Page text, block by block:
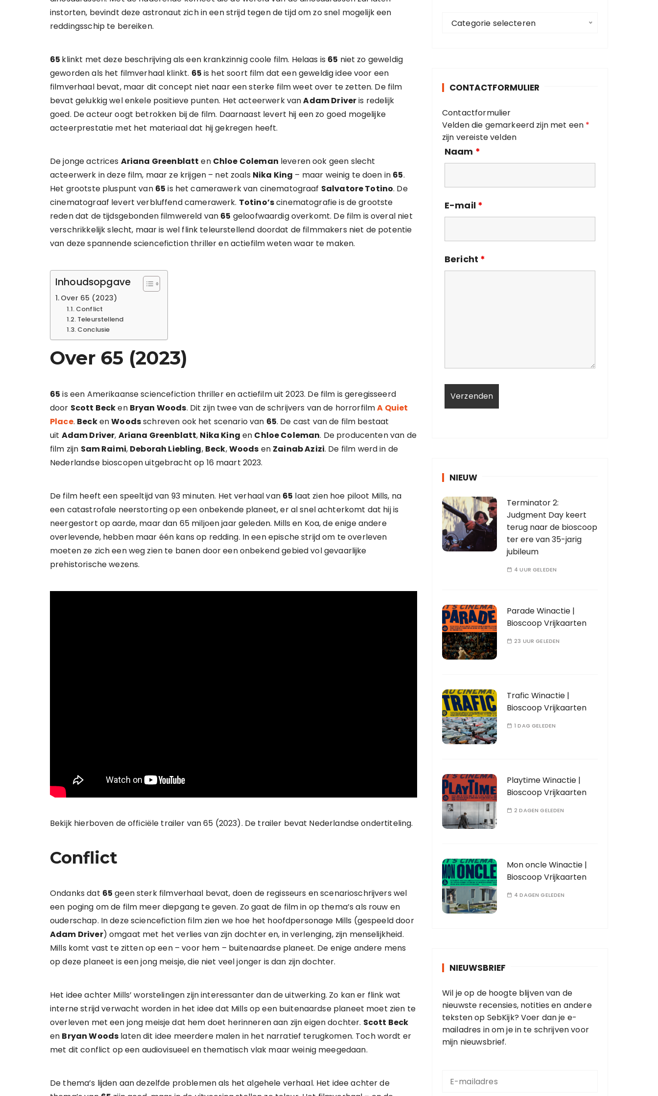
instorten, bevindt deze astronaut zich in een strijd tegen de tijd om zo snel mogelijk een
reddingsschip te bereiken.
65 klinkt met deze beschrijving als een krankzinnig coole film. Helaas is 65 niet zo geweldig
geworden als het filmverhaal klinkt. 65 is het soort film dat een geweldig idee voor een
filmverhaal bevat, maar dit concept niet naar een sterke film weet over te zetten. De film
bevat gelukkig wel enkele positieve punten. Het acteerwerk vanAdam Driveris redelijk
goed. De acteur oogt betrokken bij de film. Daarnaast levert hij een zo goed mogelijke
acteerprestatie met het materiaal dat hij gekregen heeft.
De jonge actrices Ariana Greenblatt en Chloe Coleman leveren ook geen slecht
acteerwerk in deze film, maar ze krijgen – net zoals Nika King – maar weinig te doen in 65.
Het grootste pluspunt van 65 is het camerawerk van cinematograaf Salvatore Totino. De
cinematograaf levert verbluffend camerawerk. Totino’scinematografie is de grootste
reden dat de tijdsgebonden filmwereld van 65 geloofwaardig overkomt. De film is overal niet
verschrikkelijk slecht, maar is wel flink teleurstellend doordat de filmmakers niet de potentie
van deze spannende sciencefiction thriller en actiefilm weten waar te maken.
Inhoudsopgave
Over 65 (2023)
Conflict
Teleurstellend
Conclusie
Over 65 (2023)
65 is een Amerikaanse sciencefiction thriller en actiefilm uit 2023. De film is geregisseerd
door Scott Becken Bryan Woods. Dit zijn twee van de schrijvers van de horrorfilmA Quiet
Place. BeckenWoodsschreven ook het scenario van 65. De cast van de film bestaat
uit Adam Driver, Ariana Greenblatt, Nika King en Chloe Coleman. De producenten van de
film zijn Sam Raimi, Deborah Liebling, Beck,Woods en Zainab Azizi. De film werd in de
Nederlandse bioscopen uitgebracht op 16 maart 2023.
De film heeft een speeltijd van 93 minuten. Het verhaal van 65 laat zien hoe piloot Mills, na
een catastrofale neerstorting op een onbekende planeet, er al snel achterkomt dat hij is
neergestort op aarde, maar dan 65 miljoen jaar geleden. Mills en Koa, de enige andere
overlevende, hebben maar één kans op redding. In een epische strijd om te overleven
moeten ze zich een weg zien te banen door een onbekend gebied vol gevaarlijke
prehistorische wezens.
Bekijk hierboven de officiële trailer van 65 (2023). De trailer bevat Nederlandse ondertiteling.
Conflict
Ondanks dat 65 geen sterk filmverhaal bevat, doen de regisseurs en scenarioschrijvers wel
een poging om de film meer diepgang te geven. Zo gaat de film in op thema’s als rouw en
ouderschap. In deze sciencefiction film zien we hoe het hoofdpersonage Mills (gespeeld door
Adam Driver) omgaat met het verlies van zijn dochter en, in verlenging, zijn menselijkheid.
Mills komt vast te zitten op een – voor hem – buitenaardse planeet. De enige andere mens
op deze planeet is een jong meisje, die niet veel jonger is dan zijn dochter.
Het idee achter Mills’ worstelingen zijn interessanter dan de uitwerking. Zo kan er flink wat
interne strijd verwacht worden in het idee dat Mills op een buitenaardse planeet moet zien te
overleven met een jong meisje dat hem doet herinneren aan zijn eigen dochter. Scott Beck
en Bryan Woods laten dit idee meerdere malen in het narratief terugkomen. Toch wordt er
met dit conflict op een audiovisueel en thematisch vlak maar weinig meegedaan.
De thema’s lijden aan dezelfde problemen als het algehele verhaal. Het idee achter de
r
e
ë
n
Categorie selecteren
CONTACTFORMULIER
Contactformulier
Velden die gemarkeerd zijn met een *
zijn vereiste velden
Naam *
E-mail *
Bericht *
NIEUW
Terminator 2:
Judgment Day keert
terug naar de bioscoop
ter ere van 35-jarig
jubileum
4 UUR GELEDEN
Parade Winactie |
Bioscoop Vrijkaarten
23 UUR GELEDEN
Trafic Winactie |
Bioscoop Vrijkaarten
1 DAG GELEDEN
Playtime Winactie |
Bioscoop Vrijkaarten
2 DAGEN GELEDEN
Mon oncle Winactie |
Bioscoop Vrijkaarten
4 DAGEN GELEDEN
NIEUWSBRIEF
Wil je op de hoogte blijven van de
nieuwste recensies, notities en andere
teksten op SebKijk? Voer dan je e-
mailadres in om je in te schrijven voor
mijn nieuwsbrief.